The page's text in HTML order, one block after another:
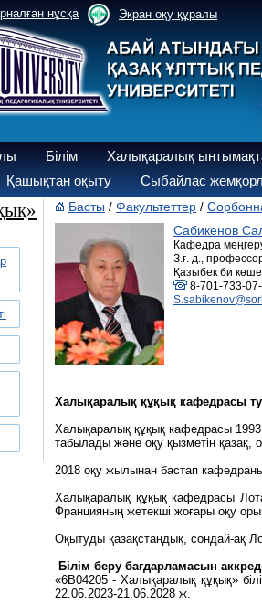
нұсқа Экран оқу құралы
Білім
Халықаралық
Қашықтан оқыту Сыбайлас
Басты / Факультеттер /
Сабикенов
Кафедра
З.ғ. д.,
Қазыбек би
8-701-733-
Халықаралық құқық кафедрасы
Халықаралық құқық кафедрасы
табылады және оқу қызметін қазақ,
2018 оқу жылынан бастап
Халықаралық құқық кафедрасы
Францияның жетекші жоғары оқу
Оқытуды қазақстандық, сондай-ақ
Білім беру бағдарламасын
«6В04205 - Халықаралық құқық»
22.06.2023-21.06.2028 ж.